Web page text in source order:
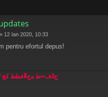
» 12 Ian 2020, 10:33
pentru efortul depus!
ム ا يوففპو وოꀋ فطط كجꈛجℴ ف∞طჰج